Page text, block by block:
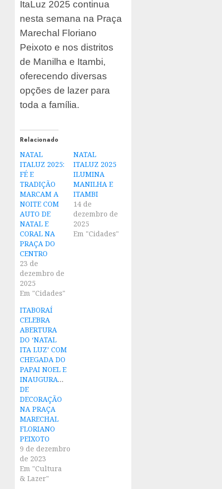
ItaLuz 2025 continua
nesta semana na Praça
Marechal Floriano
Peixoto e nos distritos
de Manilha e Itambi,
oferecendo diversas
opções de lazer para
toda a família.
Relacionado
NATAL
ITALUZ 2025:
FÉ E
TRADIÇÃO
MARCAM A
NOITE COM
AUTO DE
NATAL E
CORAL NA
PRAÇA DO
CENTRO
23 de
dezembro de
2025
Em "Cidades"
NATAL
ITALUZ 2025
ILUMINA
MANILHA E
ITAMBI
14 de
dezembro de
2025
Em "Cidades"
ITABORAÍ
CELEBRA
ABERTURA
DO ‘NATAL
ITA LUZ’ COM
CHEGADA DO
PAPAI NOEL E
INAUGURAÇÃO
DE
DECORAÇÃO
NA PRAÇA
MARECHAL
FLORIANO
PEIXOTO
9 de dezembro
de 2023
Em "Cultura
& Lazer"